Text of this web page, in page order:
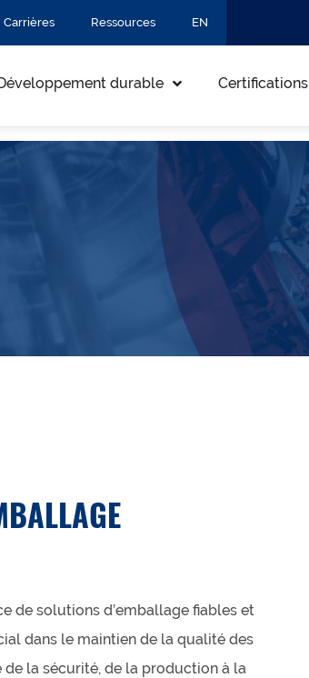
Carrières Ressources EN
durable Certifications
de solutions d’emballage fiables et
dans le maintien de la qualité des
la sécurité, de la production à la